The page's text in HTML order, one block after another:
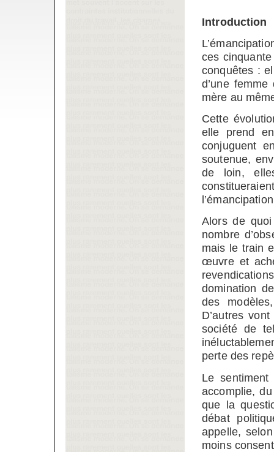
Introduction
ces
conquêtes :
d’une
mère au
Cette
elle prend
conjuguent
soutenue,
de loin,
Alors de
nombre
mais le train
œuvre et
domination
des
D’autres
société de
perte des
Le sentiment
accomplie,
que la
débat
appelle,
moins